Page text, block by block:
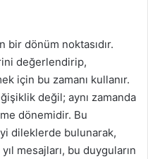
bir dönüm noktasıdır.
değerlendirip,
için bu zamanı kullanır.
değil; aynı zamanda
dönemidir. Bu
dileklerde bulunarak,
mesajları, bu duyguların